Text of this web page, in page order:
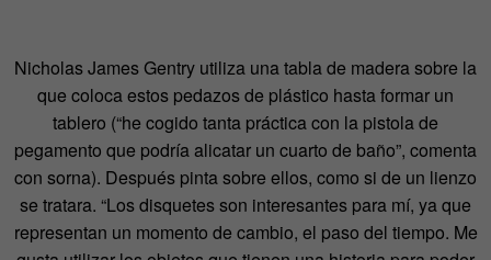
Nicholas James Gentry utiliza una tabla de madera sobre la
que coloca estos pedazos de plástico hasta formar un
tablero (“he cogido tanta práctica con la pistola de
pegamento que podría alicatar un cuarto de baño”, comenta
con sorna). Después pinta sobre ellos, como si de un lienzo
se tratara. “Los disquetes son interesantes para mí, ya que
representan un momento de cambio, el paso del tiempo. Me